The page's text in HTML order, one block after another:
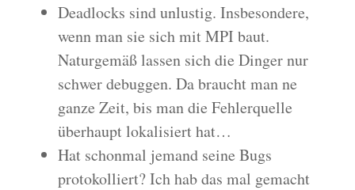
Deadlocks sind unlustig. Insbesondere,
wenn man sie sich mit MPI baut.
Naturgemäß lassen sich die Dinger nur
schwer debuggen. Da braucht man ne
ganze Zeit, bis man die Fehlerquelle
überhaupt lokalisiert hat…
Hat schonmal jemand seine Bugs
protokolliert? Ich hab das mal gemacht